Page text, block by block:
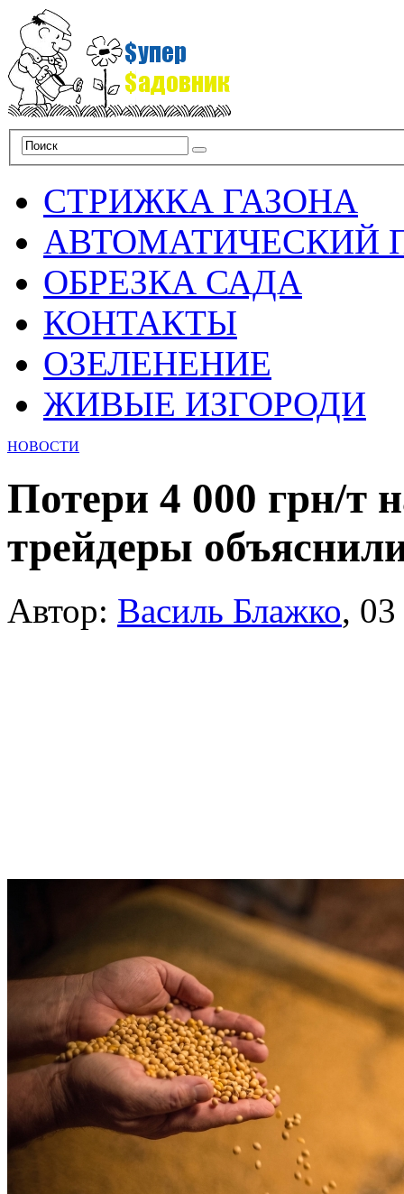
СТРИЖКА ГАЗОНА
АВТОМАТИЧЕСКИЙ
ОБРЕЗКА САДА
КОНТАКТЫ
ОЗЕЛЕНЕНИЕ
ЖИВЫЕ ИЗГОРОДИ
НОВОСТИ
Потери 4 000 грн/т
трейдеры
Автор: Василь Блажко,